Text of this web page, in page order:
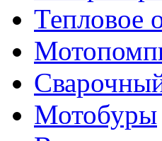
Тепловое
Мотобуры